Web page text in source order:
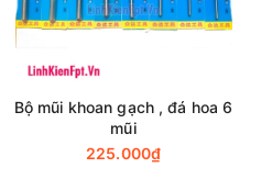
Bộ mũi khoan gạch , đá hoa 6
mũi
225.000₫